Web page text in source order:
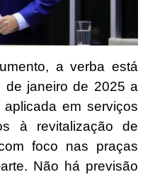
a verba está
de janeiro de 2025 a
em serviços
à revitalização de
foco nas praças
Não há previsão